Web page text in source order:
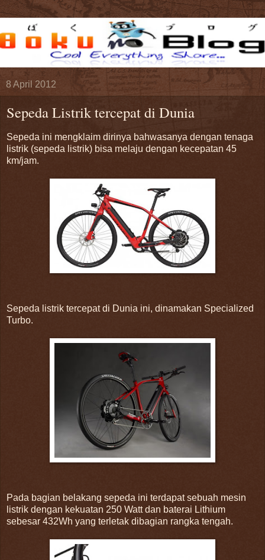
8 April 2012
Sepeda Listrik tercepat di Dunia
Sepeda ini mengklaim dirinya bahwasanya dengan tenaga
listrik (sepeda listrik) bisa melaju dengan kecepatan 45
km/jam.
Sepeda listrik tercepat di Dunia ini, dinamakan Specialized
Turbo.
Pada bagian belakang sepeda ini terdapat sebuah mesin
listrik dengan kekuatan 250 Watt dan baterai Lithium
sebesar 432Wh yang terletak dibagian rangka tengah.